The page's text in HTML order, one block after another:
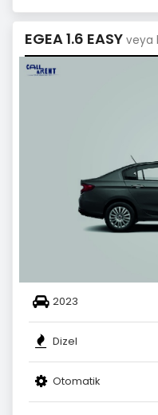
EGEA 1.6 EASY veya
2023
Dizel
Otomatik